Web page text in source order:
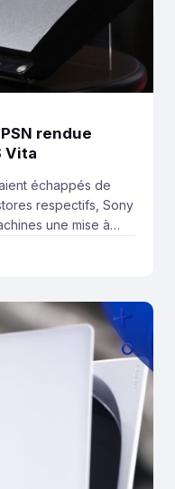
rendue
Vita
échappés de
respectifs, Sony
une mise à
et 3.74 pour la PS